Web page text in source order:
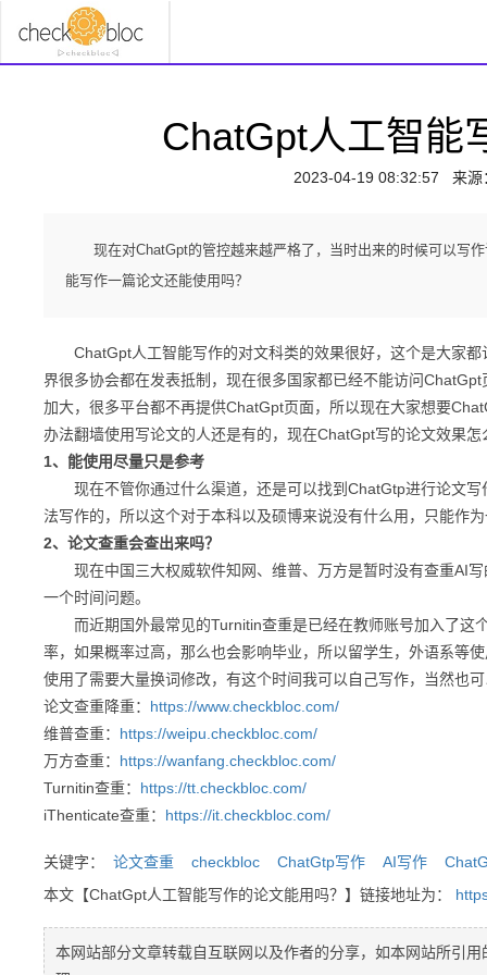
ChatGpt人工智能
2023-04-19 08:32:57 来源
现在对ChatGpt的管控越来越严格了，当时出来的时候可以写
能写作一篇论文还能使用吗？
ChatGpt人工智能写作的对文科类的效果很好，这个是大家都
界很多协会都在发表抵制，现在很多国家都已经不能访问
加大，很多平台都不再提供ChatGpt页面，所以现在大家想要
办法翻墙使用写论文的人还是有的，现在ChatGpt写的论文效果怎
1、能使用尽量只是参考
现在不管你通过什么渠道，还是可以找到ChatGtp进行论文写
法写作的，所以这个对于本科以及硕博来说没有什么用，只能作
2、论文查重会查出来吗？
现在中国三大权威软件知网、维普、万方是暂时没有查重AI写
一个时间问题。
而近期国外最常见的Turnitin查重是已经在教师账号加入了这
率，如果概率过高，那么也会影响毕业，所以留学生，外语系等
使用了需要大量换词修改，有这个时间我可以自己写作，当然也
论文查重降重： https://www.checkbloc.com/
维普查重： https://weipu.checkbloc.com/
万方查重： https://wanfang.checkbloc.com/
Turnitin查重： https://tt.checkbloc.com/
iThenticate查重： https://it.checkbloc.com/
关键字： 论文查重 checkbloc ChatGtp写作 AI写作
本文【ChatGpt人工智能写作的论文能用吗？】链接地址为：
本网站部分文章转载自互联网以及作者的分享，如本网站所引